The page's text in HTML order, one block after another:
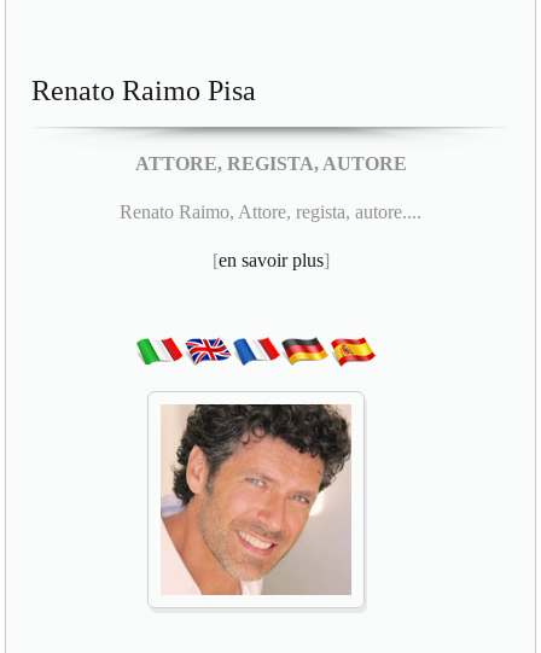
Renato Raimo Pisa
ATTORE, REGISTA, AUTORE
Renato Raimo, Attore, regista, autore....
[en savoir plus]